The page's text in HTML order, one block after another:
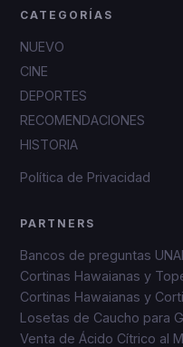
CATEGORÍAS
NUEVO
CINE
DEPORTES
RECOMENDACIONES
HISTORIA
Política de Privacidad
PARTNERS
Bancos de preguntas
Cortinas Hawaianas y
Cortinas Hawaianas y
Losetas de Caucho para
Venta de Ácido Cítrico al